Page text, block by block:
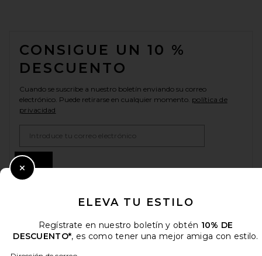
CONSIGUE UN 10 %
DESCUENTO
Cuando se suscribe a nuestro boletín enviando su correo
electrónico. Puede retirarse en cualquier momento. política de
privacidad
ELEVA TU ESTILO
Regístrate en nuestro boletín y obtén 10% DE
DESCUENTO*, es como tener una mejor amiga con estilo.
Close Modal